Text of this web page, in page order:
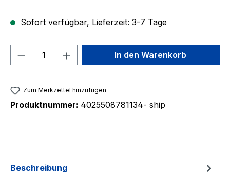
Sofort verfügbar, Lieferzeit: 3-7 Tage
Produkt Anzahl: Gib denIn den Warenkorb
Zum Merkzettel hinzufügen
Produktnummer: 4025508781134- ship
Beschreibung